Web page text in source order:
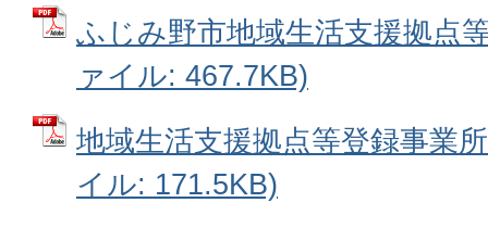
ふじみ野市地域生活支援拠点
ァイル: 467.7KB)
地域生活支援拠点等登録事業
イル: 171.5KB)